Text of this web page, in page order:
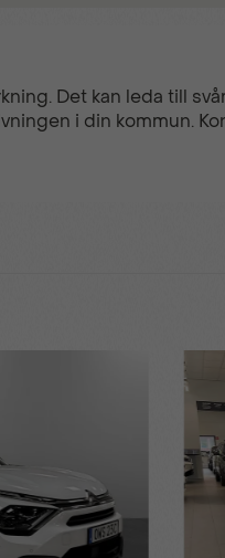
Det kan leda till
i din kommun.